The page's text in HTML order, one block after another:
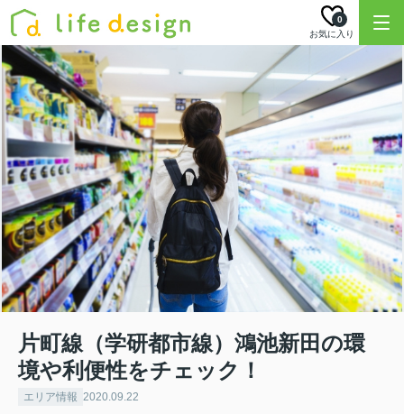
お気に入り
0
片町線（学研都市線）鴻池新田の環
境や利便性をチェック！
エリア情報 2020.09.22